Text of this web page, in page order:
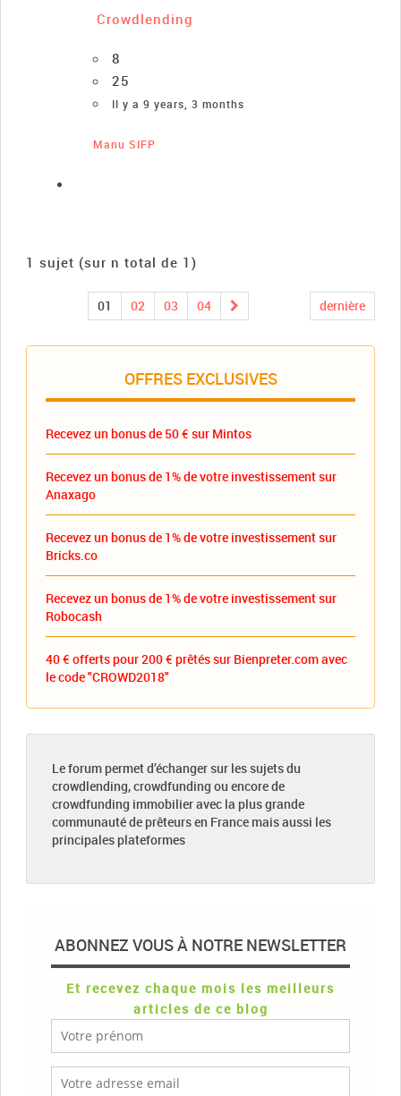
Crowdlending
8
25
Il y a 9 years, 3 months
Manu SIFP
1 sujet (sur n total de 1)
01 02 03 04 dernière
OFFRES EXCLUSIVES
Recevez un bonus de 50 € sur Mintos
Recevez un bonus de 1% de votre investissement sur
Anaxago
Recevez un bonus de 1% de votre investissement sur
Bricks.co
Recevez un bonus de 1% de votre investissement sur
Robocash
40 € offerts pour 200 € prêtés sur Bienpreter.com avec
le code "CROWD2018"
Le forum permet d’échanger sur les sujets du
crowdlending, crowdfunding ou encore de
crowdfunding immobilier avec la plus grande
communauté de prêteurs en France mais aussi les
principales plateformes
ABONNEZ VOUS À NOTRE NEWSLETTER
Et recevez chaque mois les meilleurs
articles de ce blog